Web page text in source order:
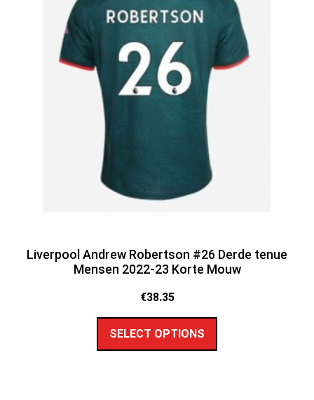
Liverpool Andrew Robertson #26 Derde tenue
Mensen 2022-23 Korte Mouw
€38.35
SELECT OPTIONS